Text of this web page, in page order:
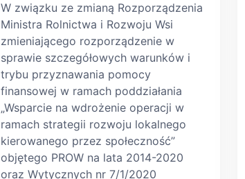
W związku ze zmianą Rozporządzenia
Ministra Rolnictwa i Rozwoju Wsi
zmieniającego rozporządzenie w
sprawie szczegółowych warunków i
trybu przyznawania pomocy
finansowej w ramach poddziałania
„Wsparcie na wdrożenie operacji w
ramach strategii rozwoju lokalnego
kierowanego przez społeczność”
objętego PROW na lata 2014-2020
oraz Wytycznych nr 7/1/2020